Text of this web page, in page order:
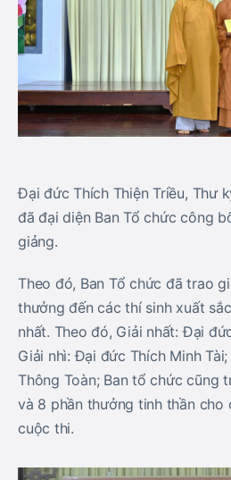
Đại đức Thích Thiện Triều, Thư
đã đại diện Ban Tổ chức công
giảng.
Theo đó, Ban Tổ chức đã trao
thưởng đến các thí sinh xuất
nhất. Theo đó, Giải nhất: Đại
Giải nhì: Đại đức Thích Minh
Thông Toàn; Ban tổ chức cũng
và 8 phần thưởng tinh thần cho
cuộc thi.